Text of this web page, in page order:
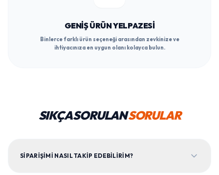
GENIŞ ÜRÜN YELPAZESI
Binlerce farklı ürün seçeneği arasından zevkinize ve
ihtiyacınıza en uygun olanı kolayca bulun.
SIKÇA SORULANSORULAR
SIPARIŞIMI NASIL TAKIP EDEBILIRIM?